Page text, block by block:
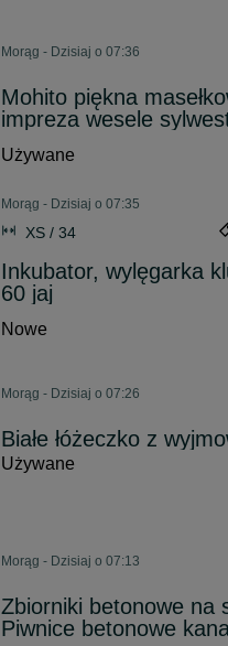
Morąg - Dzisiaj o 07:36
Mohito piękna
impreza wesele
Używane
Morąg - Dzisiaj o 07:35
XS / 34
Inkubator, wylęgarka
60 jaj
Nowe
Morąg - Dzisiaj o 07:26
Białe łóżeczko z
Używane
Morąg - Dzisiaj o 07:13
Zbiorniki betonowe na
Piwnice betonowe